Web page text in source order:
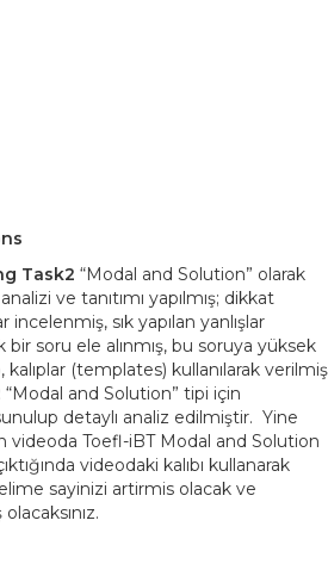
Task2 “Modal and Solution” olarak
ve tanıtımı yapılmış; dikkat
sık yapılan yanlışlar
soru ele alınmış, bu soruya yüksek
(templates) kullanılarak verilmiş
“Modal and Solution” tipi için
detaylı analiz edilmiştir. Yine
videoda Toefl-iBT Modal and Solution
videodaki kalıbı kullanarak
sayinizi artirmis olacak ve